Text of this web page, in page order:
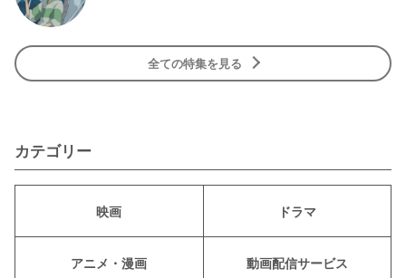
全ての特集を見る
カテゴリー
映画 ドラマ
アニメ・漫画 動画配信サービス